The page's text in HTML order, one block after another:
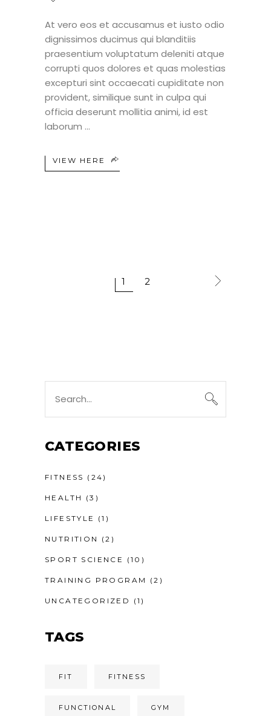
At vero eos et accusamus et iusto odio
dignissimos ducimus qui blanditiis
praesentium voluptatum deleniti atque
corrupti quos dolores et quas molestias
excepturi sint occaecati cupiditate non
provident, similique sunt in culpa qui
officia deserunt mollitia animi, id est
laborum
VIEW HERE
1 2
for:
CATEGORIES
FITNESS (24)
HEALTH (3)
LIFESTYLE (1)
NUTRITION (2)
SPORT SCIENCE (10)
TRAINING PROGRAM (2)
UNCATEGORIZED (1)
TAGS
FIT FITNESS
FUNCTIONAL GYM